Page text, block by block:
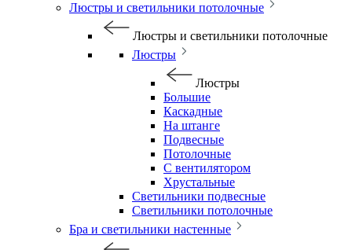
Люстры и светильники потолочные
Люстры и светильники потолочные
Люстры
Люстры
Большие
Каскадные
На штанге
Подвесные
Потолочные
С вентилятором
Хрустальные
Светильники подвесные
Светильники потолочные
Бра и светильники настенные